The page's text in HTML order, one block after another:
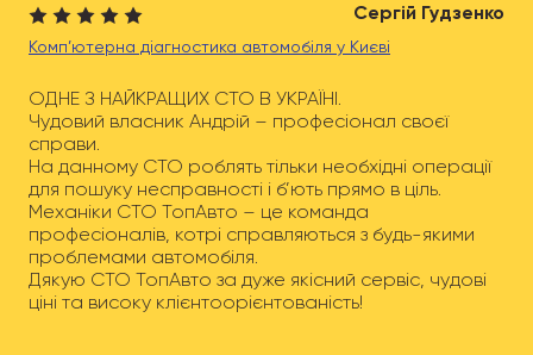
Сергій Гудзенко
Комп’ютерна діагностика автомобіля у Києві
ОДНЕ З НАЙКРАЩИХ СТО В УКРАЇНІ.
Чудовий власник Андрій – професіонал своєї
справи.
На данному СТО роблять тільки необхідні операції
для пошуку несправності і б’ють прямо в ціль.
Механіки СТО ТопАвто – це команда
професіоналів, котрі справляються з будь-якими
проблемами автомобіля.
Дякую СТО ТопАвто за дуже якісний сервіс, чудові
ціні та високу клієнтоорієнтованість!